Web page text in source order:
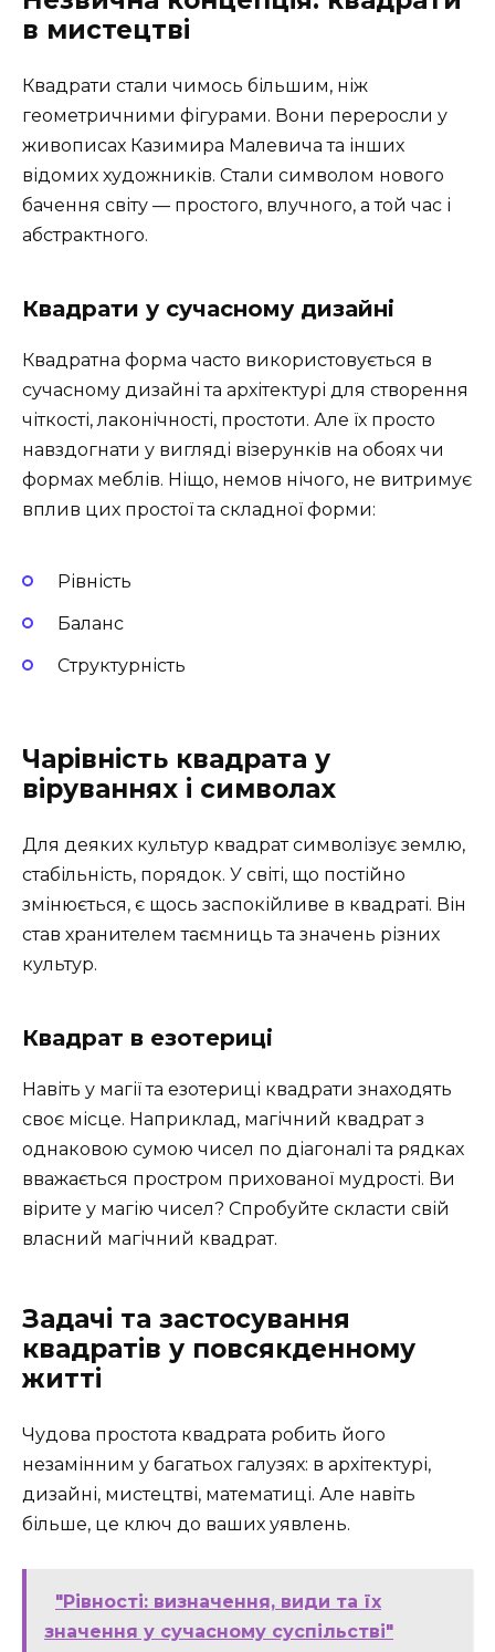
в мистецтві
Квадрати стали чимось більшим, ніж
геометричними фігурами. Вони переросли у
живописах Казимира Малевича та інших
відомих художників. Стали символом нового
бачення світу — простого, влучного, а той час і
абстрактного.
Квадрати у сучасному дизайні
Квадратна форма часто використовується в
сучасному дизайні та архітектурі для створення
чіткості, лаконічності, простоти. Але їх просто
навздогнати у вигляді візерунків на обоях чи
формах меблів. Ніщо, немов нічого, не витримує
вплив цих простої та складної форми:
Рівність
Баланс
Структурність
Чарівність квадрата у
віруваннях і символах
Для деяких культур квадрат символізує землю,
стабільність, порядок. У світі, що постійно
змінюється, є щось заспокійливе в квадраті. Він
став хранителем таємниць та значень різних
культур.
Квадрат в езотериці
Навіть у магії та езотериці квадрати знаходять
своє місце. Наприклад, магічний квадрат з
однаковою сумою чисел по діагоналі та рядках
вважається простром прихованої мудрості. Ви
вірите у магію чисел? Спробуйте скласти свій
власний магічний квадрат.
Задачі та застосування
квадратів у повсякденному
житті
Чудова простота квадрата робить його
незамінним у багатьох галузях: в архітектурі,
дизайні, мистецтві, математиці. Але навіть
більше, це ключ до ваших уявлень.
"Рівності: визначення, види та їх
значення у сучасному суспільстві"